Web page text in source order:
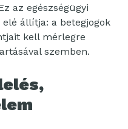
az egészségügyi
állítja: a betegjogok
kell mérlegre
szemben.